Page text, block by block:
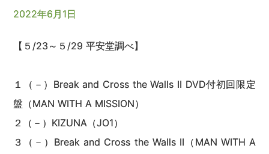
2022年6月1日
【５/23～５/29 平安堂調べ】
１（－）Break and Cross the Walls II DVD付初回限定
盤（MAN WITH A MISSION）
２（－）KIZUNA（JO1）
３（－）Break and Cross the Walls II（MAN WITH A